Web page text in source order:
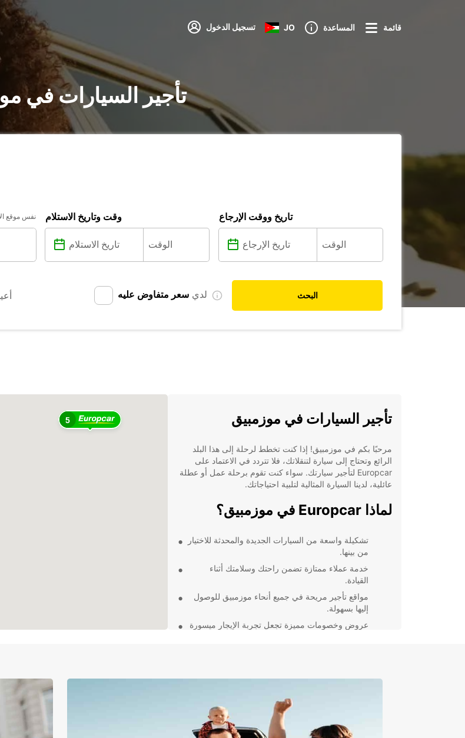
تسجيل الدخول JO المساعدة قائمة
تأجير السيارات في
نفس موقع وقت وتاريخ الاستلام تاريخ ووقت الإرجاع
لدي سعر متفاوض عليه البحث
5 تأجير السيارات في موزمبيق
مرحبًا بكم في موزمبيق! إذا كنت تخطط لرحلة إلى هذا البلد
الرائع وتحتاج إلى سيارة لتنقلاتك، فلا تتردد في الاعتماد على
Europcar لتأجير سيارتك. سواء كنت تقوم برحلة عمل أو عطلة
عائلية، لدينا السيارة المثالية لتلبية احتياجاتك.
لماذا Europcar في موزمبيق؟
تشكيلة واسعة من السيارات الجديدة والمحدثة للاختيار
من بينها.
خدمة عملاء ممتازة تضمن راحتك وسلامتك أثناء
القيادة.
مواقع تأجير مريحة في جميع أنحاء موزمبيق للوصول
إليها بسهولة.
عروض وخصومات مميزة تجعل تجربة الإيجار ميسورة
لا تفوت فرصة تجربة رحلة مريحة ومريحة في موزمبيق